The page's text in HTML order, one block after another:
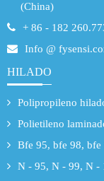
(China)
+ 86 - 182
Info @
HILADO
Polipropileno
Polietileno
Bfe 95, bfe 98, bfe
N - 95, N - 99, N -